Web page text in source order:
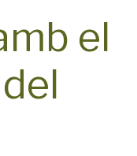
el